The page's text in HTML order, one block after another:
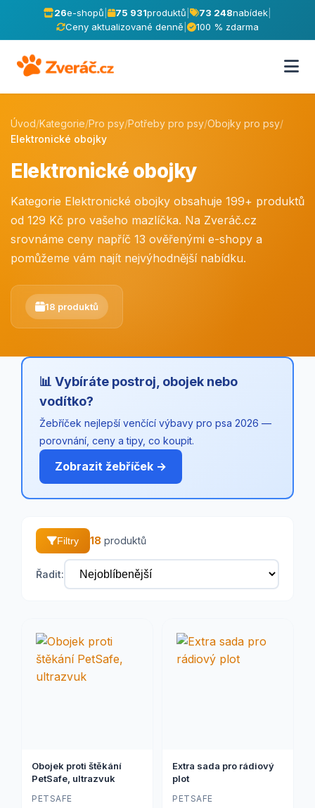
26e-shopů 75 931produktů 73 248nabídek
Ceny aktualizované denně
100 % zdarma
Úvod/Kategorie/Pro psy/Potřeby pro psy/Obojky pro psy/
Elektronické obojky
Elektronické obojky
Kategorie Elektronické obojky obsahuje 199+ produktů
od 129 Kč pro vašeho mazlíčka. Na Zveráč.cz
srovnáme ceny napříč 13 ověřenými e-shopy a
pomůžeme vám najít nejvýhodnější nabídku.
18 produktů
📊 Vybíráte postroj, obojek nebo
vodítko?
Žebříček nejlepší venčící výbavy pro psa 2026 —
porovnání, ceny a tipy, co koupit.
Zobrazit žebříček →
Filtry 18 produktů
Řadit:
Obojek proti štěkání
PetSafe, ultrazvuk
PETSAFE
Extra sada pro rádiový
plot
PETSAFE